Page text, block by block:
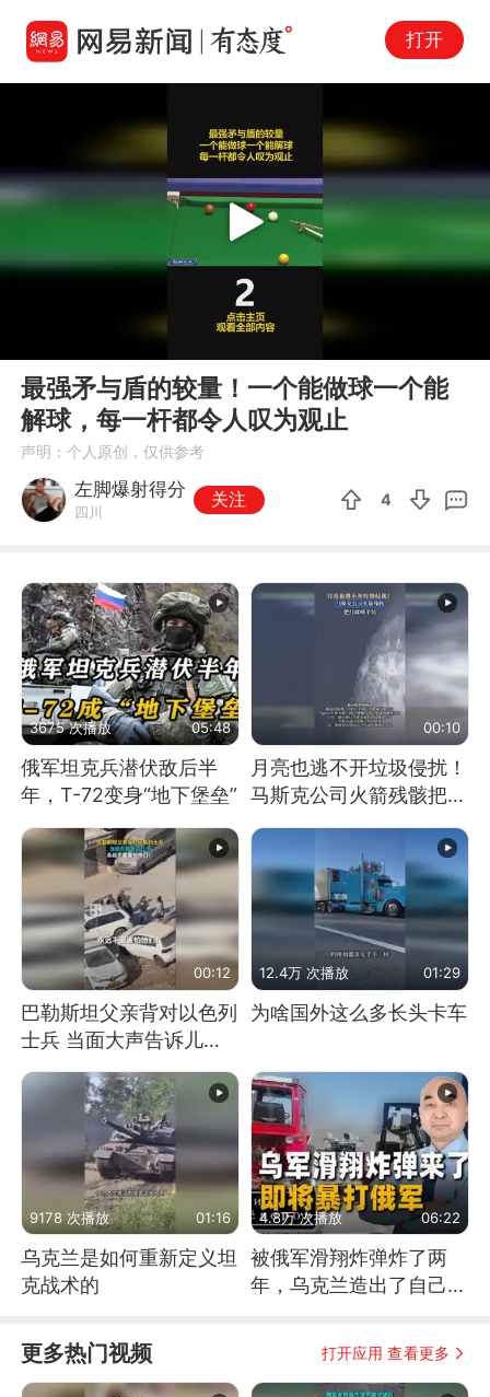
打开
Play
最强矛与盾的较量！一个能做球一个能
解球，每一杆都令人叹为观止
声明：个人原创，仅供参考
左脚爆射得分
四川
关注 4
3675 次播放 05:48
俄军坦克兵潜伏敌后半
年，T-72变身“地下堡垒”
00:10
月亮也逃不开垃圾侵扰！
马斯克公司火箭残骸把月
00:12
巴勒斯坦父亲背对以色列
士兵 当面大声告诉儿
子：永远不要害怕他们！
12.4万 次播放 01:29
为啥国外这么多长头卡车
9178 次播放 01:16
乌克兰是如何重新定义坦
克战术的
4.8万 次播放 06:22
被俄军滑翔炸弹炸了两
年，乌克兰造出了自己
更多热门视频 打开应用 查看更多